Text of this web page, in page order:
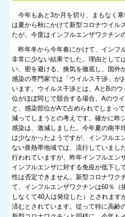
今年もあと3か月を切り、まもなく
は夏から秋にかけて新型コロナウイル
たが、今度はインフルエンザワクチン
昨年冬から今年春にかけて、インフ
非常に少ない結果でした。理由として
い、密を避ける、換気を徹底し、国外
感染の専門家では「ウイルス干渉」が
います。ウイルス干渉とは、AとBの
位がほぼ同じで競合する場合、Aのウ
と、感染部位がAで占められてしまっ
減ってしまうとの考えです。確かに昨
感染は、激減しました。今年夏の南半
は少なかったようですが、インフルエ
ない亜熱帯地域では、流行していまし
行われていますが、昨年インフルエン
インフルエンザに対する免疫が低下し
性は否定できません。新型コロナワク
て、インフルエンザワクチンは60％（
しなくて40人は発症した）とされます
済むとされています。従って特に高齢